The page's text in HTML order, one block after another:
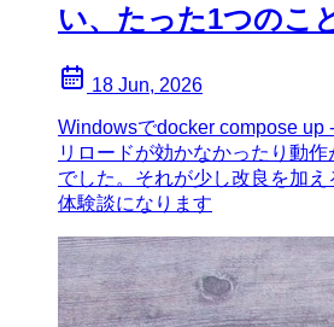
い、たった1つのこ
18 Jun, 2026
Windowsでdocker compose up
リロードが効かなかったり動
でした。それが少し改良を加
体験談になります